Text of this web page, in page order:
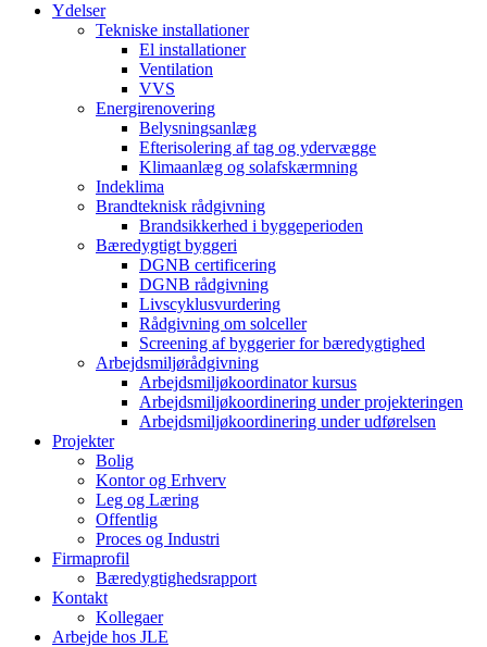
Ydelser
Tekniske installationer
El installationer
Ventilation
VVS
Energirenovering
Belysningsanlæg
Efterisolering af tag og ydervægge
Klimaanlæg og solafskærmning
Indeklima
Brandteknisk rådgivning
Brandsikkerhed i byggeperioden
Bæredygtigt byggeri
DGNB certificering
DGNB rådgivning
Livscyklusvurdering
Rådgivning om solceller
Screening af byggerier for bæredygtighed
Arbejdsmiljørådgivning
Arbejdsmiljøkoordinator kursus
Arbejdsmiljøkoordinering under projekteringen
Arbejdsmiljøkoordinering under udførelsen
Projekter
Bolig
Kontor og Erhverv
Leg og Læring
Offentlig
Proces og Industri
Firmaprofil
Bæredygtighedsrapport
Kontakt
Kollegaer
Arbejde hos JLE